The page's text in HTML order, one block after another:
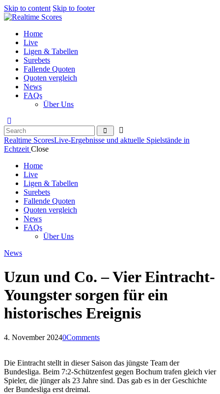
Skip to content Skip to footer
Home
Live
Ligen & Tabellen
Surebets
Fallende Quoten
Quoten vergleich
News
FAQs
Über Uns
Realtime ScoresLive-Ergebnisse und aktuelle Spielstände in
Echtzeit Close
Home
Live
Ligen & Tabellen
Surebets
Fallende Quoten
Quoten vergleich
News
FAQs
Über Uns
News
Uzun und Co. – Vier Eintracht-
Youngster sorgen für ein
historisches Ereignis
4. November 20240Comments
Die Eintracht stellt in dieser Saison das jüngste Team der
Bundesliga. Beim 7:2-Schützenfest gegen Bochum trafen gleich vier
Spieler, die jünger als 23 Jahre sind. Das gab es in der Geschichte
der Bundesliga erst dreimal.